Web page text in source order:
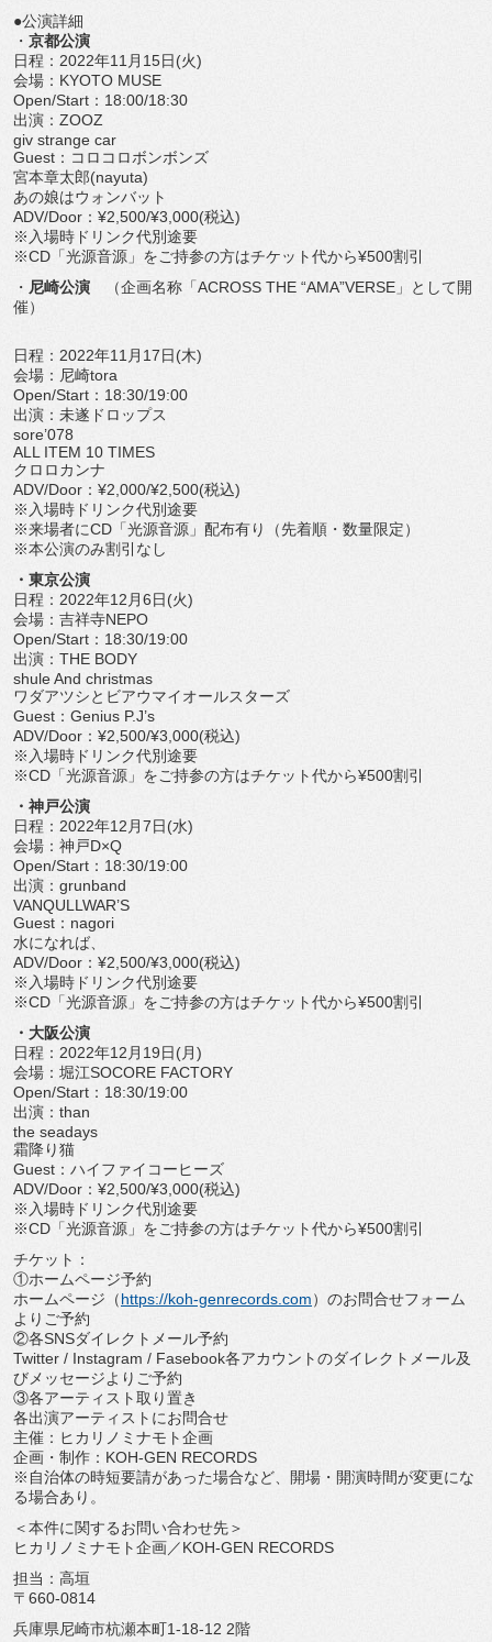
●公演詳細
・ 京都公演
日程：2022年11月15日(火)
会場：KYOTO MUSE
Open/Start：18:00/18:30
出演：ZOOZ
giv strange car
Guest：コロコロボンボンズ
宮本章太郎(nayuta)
あの娘はウォンバット
ADV/Door：¥2,500/¥3,000(税込)
※入場時ドリンク代別途要
※CD「光源音源」をご持参の方はチケット代から¥500割引
・ 尼崎公演 （企画名称「ACROSS THE “AMA”VERSE」として開
催）
日程：2022年11月17日(木)
会場：尼崎tora
Open/Start：18:30/19:00
出演：未遂ドロップス
sore’078
ALL ITEM 10 TIMES
クロロカンナ
ADV/Door：¥2,000/¥2,500(税込)
※入場時ドリンク代別途要
※来場者にCD「光源音源」配布有り（先着順・数量限定）
※本公演のみ割引なし
・東京公演
日程：2022年12月6日(火)
会場：吉祥寺NEPO
Open/Start：18:30/19:00
出演：THE BODY
shule And christmas
ワダアツシとビアウマイオールスターズ
Guest：Genius P.J’s
ADV/Door：¥2,500/¥3,000(税込)
※入場時ドリンク代別途要
※CD「光源音源」をご持参の方はチケット代から¥500割引
・神戸公演
日程：2022年12月7日(水)
会場：神戸D×Q
Open/Start：18:30/19:00
出演：grunband
VANQULLWAR’S
Guest：nagori
水になれば、
ADV/Door：¥2,500/¥3,000(税込)
※入場時ドリンク代別途要
※CD「光源音源」をご持参の方はチケット代から¥500割引
・大阪公演
日程：2022年12月19日(月)
会場：堀江SOCORE FACTORY
Open/Start：18:30/19:00
出演：than
the seadays
霜降り猫
Guest：ハイファイコーヒーズ
ADV/Door：¥2,500/¥3,000(税込)
※入場時ドリンク代別途要
※CD「光源音源」をご持参の方はチケット代から¥500割引
チケット：
①ホームページ予約
ホームページ（https://koh-genrecords.com）のお問合せフォーム
よりご予約
②各SNSダイレクトメール予約
Twitter / Instagram / Fasebook各アカウントのダイレクトメール及
びメッセージよりご予約
③各アーティスト取り置き
各出演アーティストにお問合せ
主催：ヒカリノミナモト企画
企画・制作：KOH-GEN RECORDS
※自治体の時短要請があった場合など、開場・開演時間が変更にな
る場合あり。
＜本件に関するお問い合わせ先＞
ヒカリノミナモト企画／KOH-GEN RECORDS
担当：高垣
〒660-0814
兵庫県尼崎市杭瀬本町1-18-12 2階